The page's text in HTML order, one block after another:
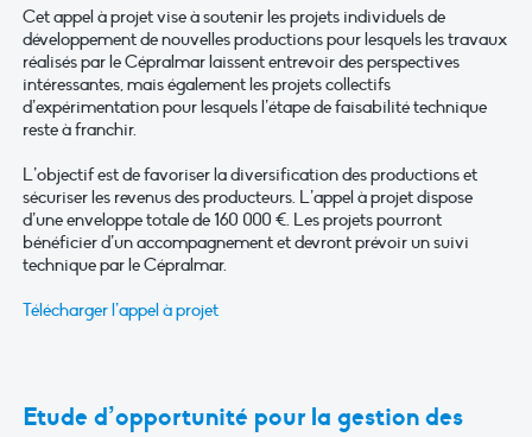
Cet appel à projet vise à soutenir les projets individuels de
développement de nouvelles productions pour lesquels les travaux
réalisés par le Cépralmar laissent entrevoir des perspectives
intéressantes, mais également les projets collectifs
d’expérimentation pour lesquels l’étape de faisabilité technique
reste à franchir.
L’objectif est de favoriser la diversification des productions et
sécuriser les revenus des producteurs. L’appel à projet dispose
d’une enveloppe totale de 160 000 €. Les projets pourront
bénéficier d’un accompagnement et devront prévoir un suivi
technique par le Cépralmar.
Télécharger l’appel à projet
Etude d’opportunité pour la gestion des